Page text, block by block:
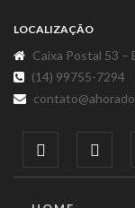
LOCALIZAÇÃO
Caixa Postal 53 –
(14) 99755-7294